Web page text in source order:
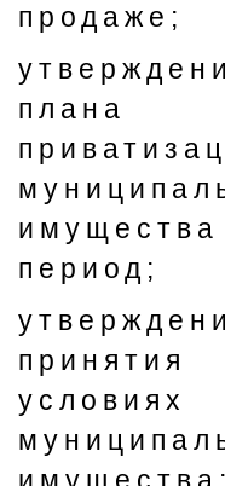
продаже;
плана
период;
условиях